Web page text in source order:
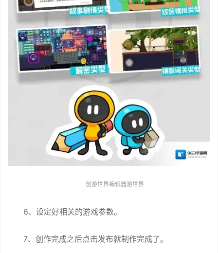
创游世界编辑器游世界
6、设定好相关的游戏参数。
7、创作完成之后点击发布就制作完成了。